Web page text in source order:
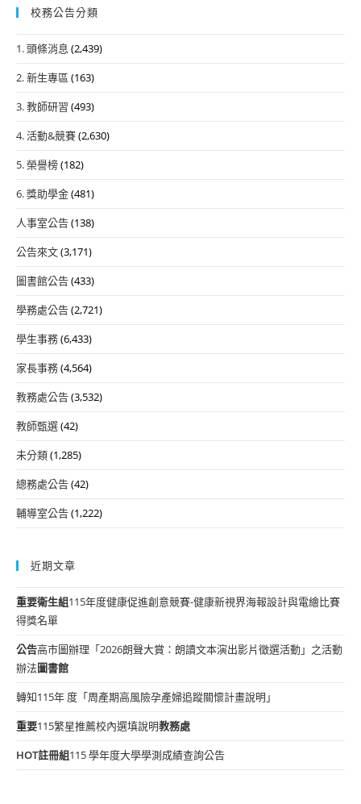
校務公告分類
1. 頭條消息 (2,439)
2. 新生專區 (163)
3. 教師研習 (493)
4. 活動&競賽(2,630)
5. 榮譽榜(182)
6. 獎助學金(481)
人事室公告(138)
公告來文(3,171)
圖書館公告(433)
學務處公告(2,721)
學生事務(6,433)
家長事務(4,564)
教務處公告(3,532)
教師甄選(42)
未分類(1,285)
總務處公告(42)
輔導室公告(1,222)
近期文章
重要衛生組115年度健康促進創意競賽-健康新視界海報設計與電繪比賽
得獎名單
公告高市圖辦理「2026朗聲大賞：朗讀文本演出影片徵選活動」之活動
辦法圖書館
轉知115年 度「周產期高風險孕產婦追蹤關懷計畫說明」
重要115繁星推薦校內選填說明教務處
HOT註冊組115 學年度大學學測成績查詢公告